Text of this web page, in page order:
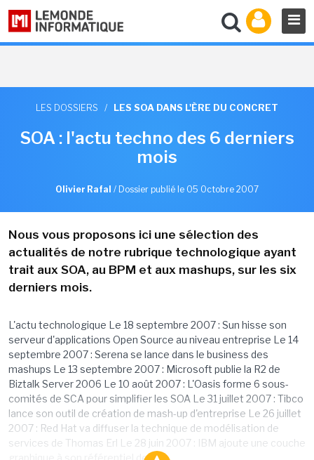
LES DOSSIERS / LES SOA DANS L'ÈRE DU CONCRET
SOA : l'actu techno des 6 derniers
mois
Olivier Rafal / Dossier publié le 05 Octobre 2007
Nous vous proposons ici une sélection des
actualités de notre rubrique technologique ayant
trait aux SOA, au BPM et aux mashups, sur les six
derniers mois.
L'actu technologique Le 18 septembre 2007 : Sun hisse son
serveur d'applications Open Source au niveau entreprise Le 14
septembre 2007 : Serena se lance dans le business des
mashups Le 13 septembre 2007 : Microsoft publie la R2 de
Biztalk Server 2006 Le 10 août 2007 : L'Oasis forme 6 sous-
comités de SCA pour simplifier les SOA Le 31 juillet 2007 : Tibco
lance son outil de création de mash-up d'entreprise Le 26 juillet
2007 : Red Hat va diffuser la technique de modélisation de
services de Thomas Erl Le 28 juin 2007 : IBM ajoute une couche
graphique à son référentiel de...